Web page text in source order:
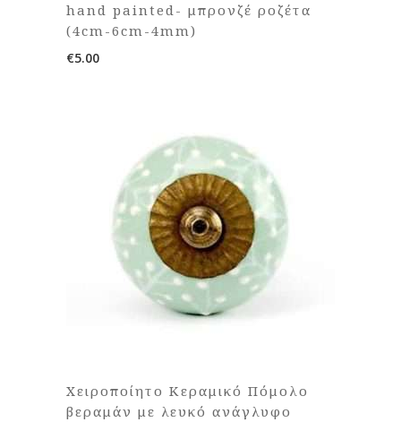
hand painted- μπρονζέ ροζέτα
(4cm-6cm-4mm)
€5.00
Χειροποίητο Κεραμικό Πόμολο
βεραμάν με λευκό ανάγλυφο